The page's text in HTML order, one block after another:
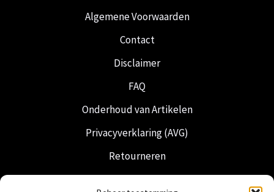
Algemene Voorwaarden
Contact
Disclaimer
FAQ
Onderhoud van Artikelen
Privacyverklaring (AVG)
Retourneren
Verzending & Levering